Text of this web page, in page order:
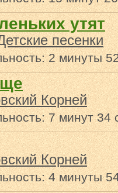
утят
песенки
2 минуты
Корней
7 минут 34
Корней
4 минуты